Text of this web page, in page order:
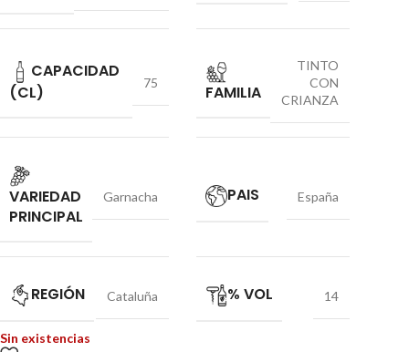
CAPACIDAD
(CL)
75 FAMILIA
TINTO
CON
CRIANZA
VARIEDAD
PRINCIPAL
Garnacha PAIS España
REGIÓN Cataluña % VOL 14
Sin existencias